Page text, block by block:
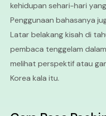
kehidupan sehari-hari
Penggunaan bahasanya
Latar belakang kisah di
pembaca tenggelam
melihat perspektif atau
Korea kala itu.